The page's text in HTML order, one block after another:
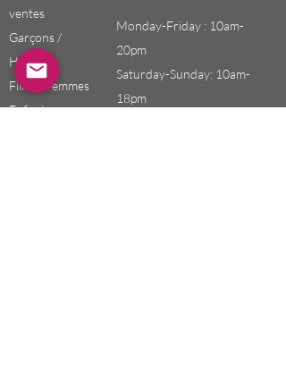
ventes
Garçons /
Hommes
Filles / Femmes
Enfants
Monday-Friday : 10am-
20pm
Saturday-Sunday: 10am-
18pm